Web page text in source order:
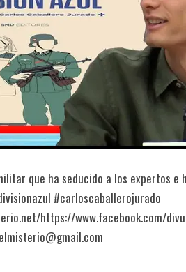
que ha seducido a los expertos
#carloscaballerojurado
https://www.facebook.com/